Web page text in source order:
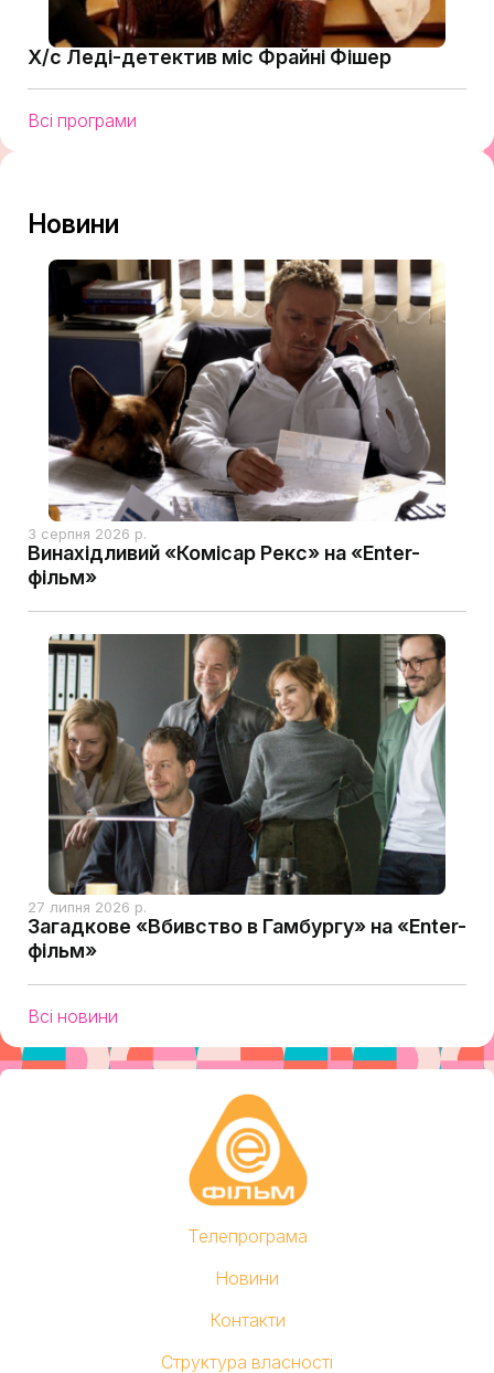
Х/с Леді-детектив міс Фрайні Фішер
Всі програми
Новини
3 серпня 2026 р.
Винахідливий «Комісар Рекс» на «Enter-
фільм»
27 липня 2026 р.
Загадкове «Вбивство в Гамбургу» на «Enter-
фільм»
Всі новини
Телепрограма
Новини
Контакти
Структура власності